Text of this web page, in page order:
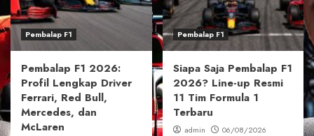
Pembalap F1
Pembalap F1 2026:
Profil Lengkap Driver
Ferrari, Red Bull,
Mercedes, dan
McLaren
Pembalap F1
Siapa Saja Pembalap F1
2026? Line-up Resmi
11 Tim Formula 1
Terbaru
admin 06/08/2026